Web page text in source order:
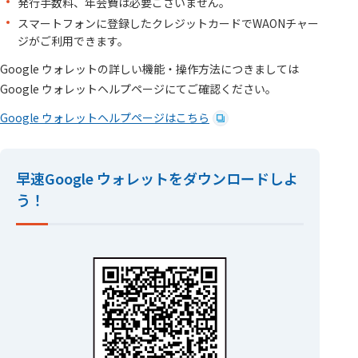
スマートフォンに登録したクレジットカードでWAONチャー
ジがご利用できます。
Google ウォレットの詳しい機能・操作方法につきましては
Google ウォレットヘルプページにてご確認ください。
Google ウォレットヘルプページはこちら
早速Google ウォレットをダウンロードしよ
う！